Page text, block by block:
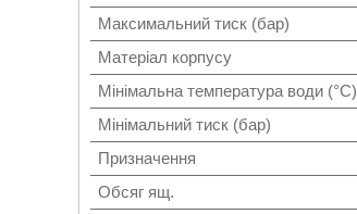
Максимальний тиск (бар)
Матеріал корпусу
Мінімальна температура води (°C)
Мінімальний тиск (бар)
Призначення
Обсяг ящ.